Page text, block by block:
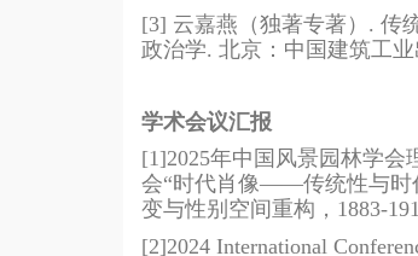
[3] 云嘉燕（独著专著） . 传
政治学. 北京：中国建筑工业
学术会议汇报
[1]2025年中国风景园林学会
会“时代肖像——传统性与时
变与性别空间重构， 1883-
[2]2024 International